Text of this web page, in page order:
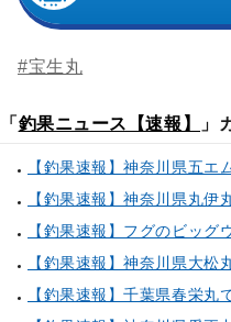
#宝生丸
「 釣果ニュース【速報】 」